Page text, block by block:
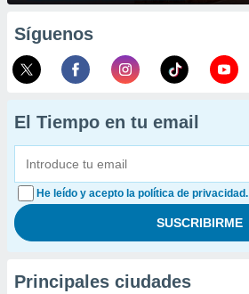
Síguenos
El Tiempo en tu email
He leído y acepto la política de privacidad.
Principales ciudades